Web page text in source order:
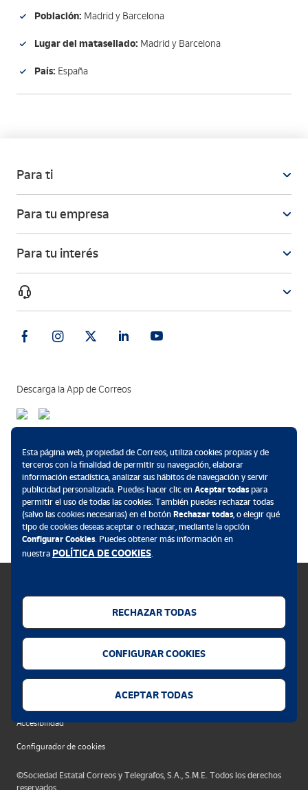
Población: Madrid y Barcelona
Lugar del matasellado: Madrid y Barcelona
País: España
Para ti
Para tu empresa
Para tu interés
Descarga la App de Correos
Política de cookies
Privacidad web
Accesibilidad
Configurador de cookies
©Sociedad Estatal Correos y Telegrafos, S.A., S.M.E. Todos los derechos
reservados.
Esta página web, propiedad de Correos, utiliza cookies propias y de
terceros con la finalidad de permitir su navegación, elaborar
información estadística, analizar sus hábitos de navegación y servir
publicidad personalizada. Puedes hacer clic en Aceptar todaspara
permitir el uso de todas las cookies. También puedes rechazar todas
(salvo las cookies necesarias) en el botón Rechazar todas, o elegir qué
tipo de cookies deseas aceptar o rechazar, mediante la opción
Configurar Cookies. Puedes obtener más información en
nuestra POLÍTICA DE COOKIES.
RECHAZAR TODAS
CONFIGURAR COOKIES
ACEPTAR TODAS